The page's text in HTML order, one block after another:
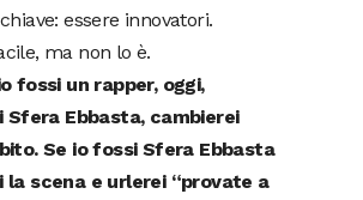
essere innovatori.
ma non lo è.
fossi un rapper, oggi,
Sfera Ebbasta, cambierei
Se io fossi Sfera Ebbasta
la scena e urlerei “provate a